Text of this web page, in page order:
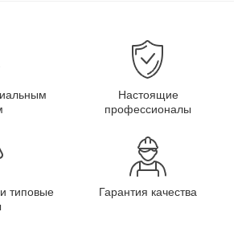
Настоящие
профессионалы
типовые
Гарантия качества